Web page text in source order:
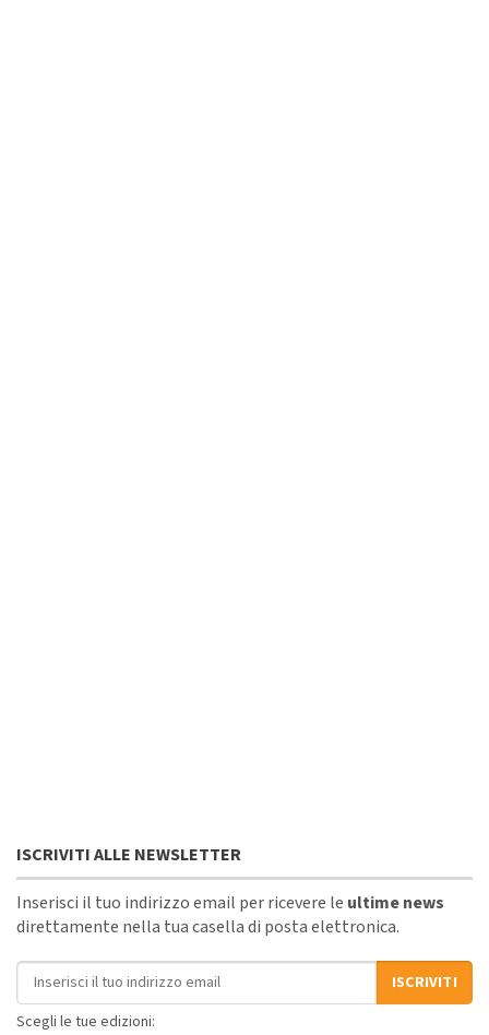
ISCRIVITI ALLE NEWSLETTER
Inserisci il tuo indirizzo email per ricevere le ultime news
direttamente nella tua casella di posta elettronica.
Indirizzo email
ISCRIVITI
Scegli le tue edizioni: